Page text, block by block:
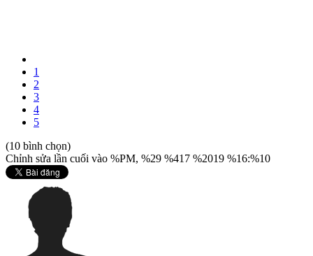
1
2
3
4
5
(10 bình chọn)
Chỉnh sửa lần cuối vào %PM, %29 %417 %2019 %16:%10